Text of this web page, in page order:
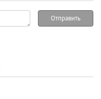
Отправить